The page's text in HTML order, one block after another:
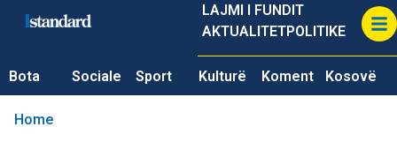
LAJMI I FUNDIT
AKTUALITETPOLITIKE
Bota Sociale Sport Kulturë Koment Kosovë
Home